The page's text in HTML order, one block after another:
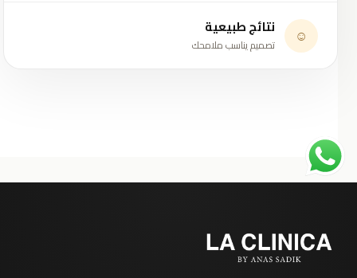
☺ نتائج طبيعية
تصميم يناسب ملامحك